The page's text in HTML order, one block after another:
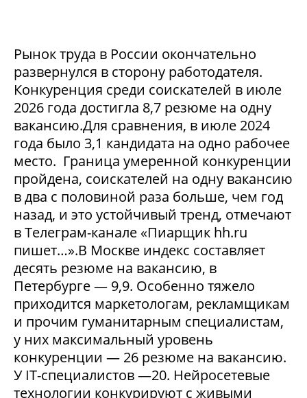
Рынок труда в России окончательно
развернулся в сторону работодателя.
Конкуренция среди соискателей в июле
2026 года достигла 8,7 резюме на одну
вакансию.Для сравнения, в июле 2024
года было 3,1 кандидата на одно рабочее
место. Граница умеренной конкуренции
пройдена, соискателей на одну вакансию
в два с половиной раза больше, чем год
назад, и это устойчивый тренд, отмечают
в Телеграм-канале «Пиарщик hh.ru
пишет…».В Москве индекс составляет
десять резюме на вакансию, в
Петербурге — 9,9. Особенно тяжело
приходится маркетологам, рекламщикам
и прочим гуманитарным специалистам,
у них максимальный уровень
конкуренции — 26 резюме на вакансию.
У IT-специалистов —20. Нейросетевые
технологии конкурируют с живыми